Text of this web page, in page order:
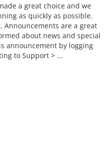
a great choice and we
as quickly as possible.
Announcements are a great
about news and special
announcement by logging
to Support > ...